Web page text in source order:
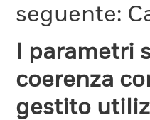
seguente:
I parametri
coerenza
gestito